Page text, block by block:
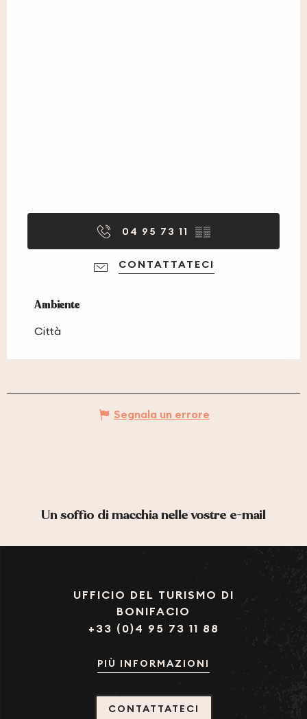
04 95 73 11 ▒▒
CONTATTATECI
Ambiente
Ambiente
Città
Segnala un errore
Un soffio di macchia nelle vostre e-mail
UFFICIO DEL TURISMO DI
BONIFACIO
+33 (0)4 95 73 11 88
PIÙ INFORMAZIONI
CONTATTATECI